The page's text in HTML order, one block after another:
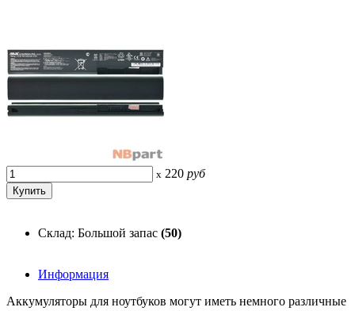
x 220 руб
Склад: Большой запас (50)
Информация
Аккумуляторы для ноутбуков могут иметь немного различные